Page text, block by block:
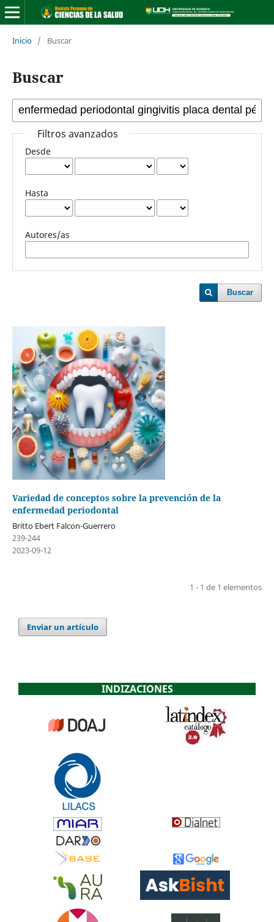
Inicio / Buscar
Buscar
Filtros avanzados
Desde
Hasta
Autores/as
Buscar
Variedad de conceptos sobre la prevención de la
enfermedad periodontal
Britto Ebert Falcon-Guerrero
239-244
2023-09-12
1 - 1 de 1 elementos
Enviar un artículo
INDIZACIONES